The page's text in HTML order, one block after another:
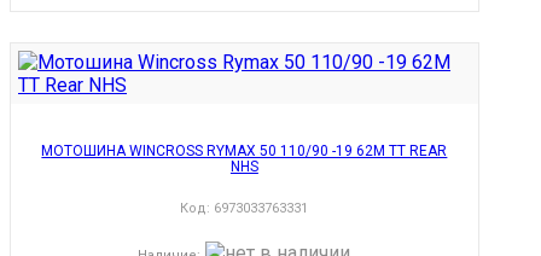
МОТОШИНА WINCROSS RYMAX 50 110/90 -19 62M TT REAR
NHS
Код: 6973033763331